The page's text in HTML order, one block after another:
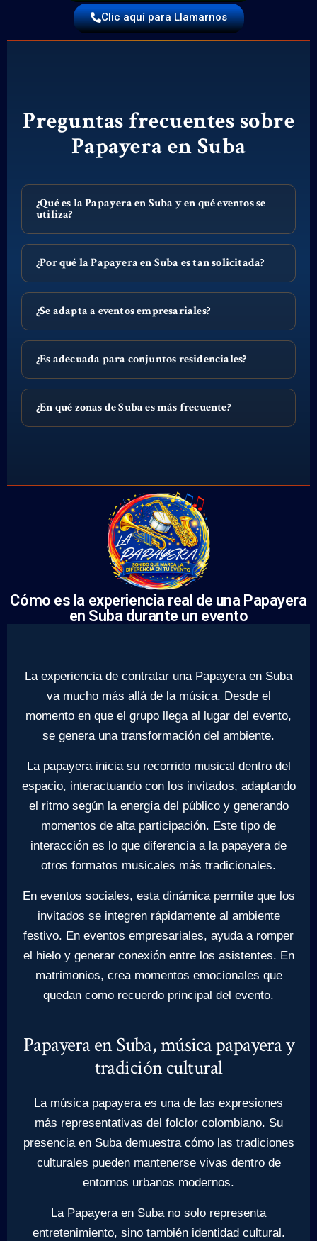
Clic aquí para Llamarnos
Preguntas frecuentes sobre
Papayera en Suba
¿Qué es la Papayera en Suba y en qué eventos se
utiliza?
¿Por qué la Papayera en Suba es tan solicitada?
¿Se adapta a eventos empresariales?
¿Es adecuada para conjuntos residenciales?
¿En qué zonas de Suba es más frecuente?
Cómo es la experiencia real de una Papayera
en Suba durante un evento
La experiencia de contratar una Papayera en Suba
va mucho más allá de la música. Desde el
momento en que el grupo llega al lugar del evento,
se genera una transformación del ambiente.
La papayera inicia su recorrido musical dentro del
espacio, interactuando con los invitados, adaptando
el ritmo según la energía del público y generando
momentos de alta participación. Este tipo de
interacción es lo que diferencia a la papayera de
otros formatos musicales más tradicionales.
En eventos sociales, esta dinámica permite que los
invitados se integren rápidamente al ambiente
festivo. En eventos empresariales, ayuda a romper
el hielo y generar conexión entre los asistentes. En
matrimonios, crea momentos emocionales que
quedan como recuerdo principal del evento.
Papayera en Suba, música papayera y
tradición cultural
La música papayera es una de las expresiones
más representativas del folclor colombiano. Su
presencia en Suba demuestra cómo las tradiciones
culturales pueden mantenerse vivas dentro de
entornos urbanos modernos.
La Papayera en Suba no solo representa
entretenimiento, sino también identidad cultural.